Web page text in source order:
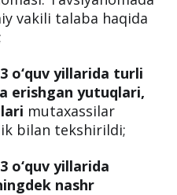
vakili talaba haqida
o‘quv yillarida turli
erishgan yutuqlari,
mutaxassilar
bilan tekshirildi;
o‘quv yillarida
nashr